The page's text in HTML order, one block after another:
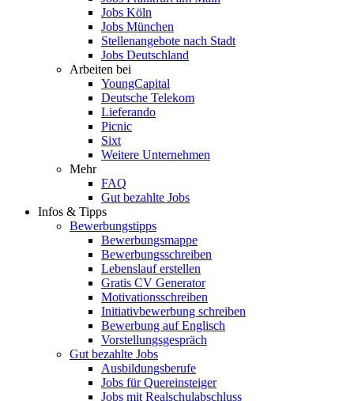
Jobs Köln
Jobs München
Stellenangebote nach Stadt
Jobs Deutschland
Arbeiten bei
YoungCapital
Deutsche Telekom
Lieferando
Picnic
Sixt
Weitere Unternehmen
Mehr
FAQ
Gut bezahlte Jobs
Infos & Tipps
Bewerbungstipps
Bewerbungsmappe
Bewerbungsschreiben
Lebenslauf erstellen
Gratis CV Generator
Motivationsschreiben
Initiativbewerbung schreiben
Bewerbung auf Englisch
Vorstellungsgespräch
Gut bezahlte Jobs
Ausbildungsberufe
Jobs für Quereinsteiger
Jobs mit Realschulabschluss